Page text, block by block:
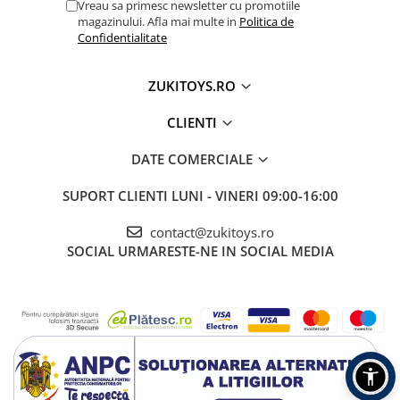
Vreau sa primesc newsletter cu promotiile
magazinului. Afla mai multe in Politica de
Confidentialitate
ZUKITOYS.RO
CLIENTI
DATE COMERCIALE
SUPORT CLIENTI LUNI - VINERI 09:00-16:00
contact@zukitoys.ro
SOCIAL URMARESTE-NE IN SOCIAL MEDIA